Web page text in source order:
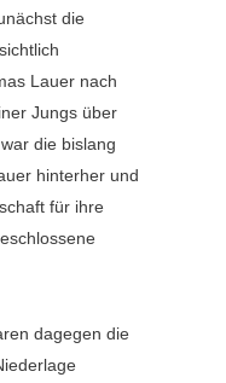
die
Lauer nach
Jungs über
die bislang
hinterher und
für ihre
dagegen die